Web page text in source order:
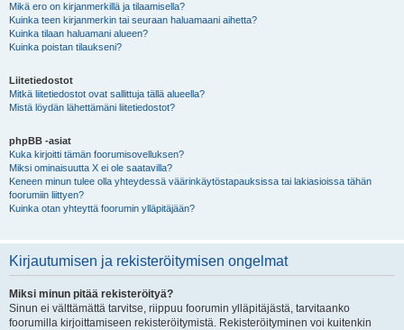
Mikä ero on kirjanmerkillä ja tilaamisella?
Kuinka teen kirjanmerkin tai seuraan haluamaani aihetta?
Kuinka tilaan haluamani alueen?
Kuinka poistan tilaukseni?
Liitetiedostot
Mitkä liitetiedostot ovat sallittuja tällä alueella?
Mistä löydän lähettämäni liitetiedostot?
phpBB -asiat
Kuka kirjoitti tämän foorumisovelluksen?
Miksi ominaisuutta X ei ole saatavilla?
Keneen minun tulee olla yhteydessä väärinkäytöstapauksissa tai lakiasioissa tähän
foorumiin liittyen?
Kuinka otan yhteyttä foorumin ylläpitäjään?
Kirjautumisen ja rekisteröitymisen ongelmat
Miksi minun pitää rekisteröityä?
Sinun ei välttämättä tarvitse, riippuu foorumin ylläpitäjästä, tarvitaanko
foorumilla kirjoittamiseen rekisteröitymistä. Rekisteröityminen voi kuitenkin